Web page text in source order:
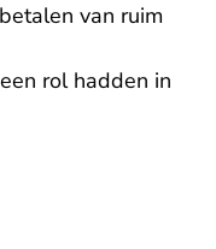
van ruim
rol hadden in